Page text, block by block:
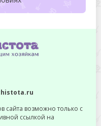
сайта возможно только с
ссылкой на